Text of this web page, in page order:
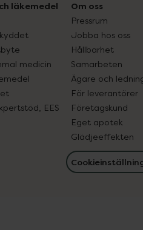
läkemedel
medicin
EES
Om oss
Pressrum
Jobba hos oss
Hållbarhet
Samarbeten
Ägare och
För leverantörer
Företagskund
Eget apotek
Glädjeeffekten